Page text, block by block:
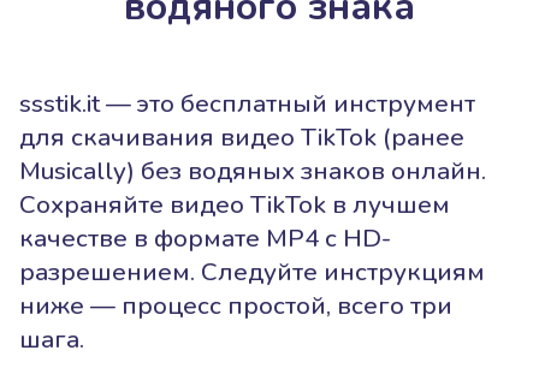
ssstik.it — это бесплатный инструмент
для скачивания видео TikTok (ранее
Musically) без водяных знаков онлайн.
Сохраняйте видео TikTok в лучшем
качестве в формате MP4 с HD-
разрешением. Следуйте инструкциям
ниже — процесс простой, всего три
шага.